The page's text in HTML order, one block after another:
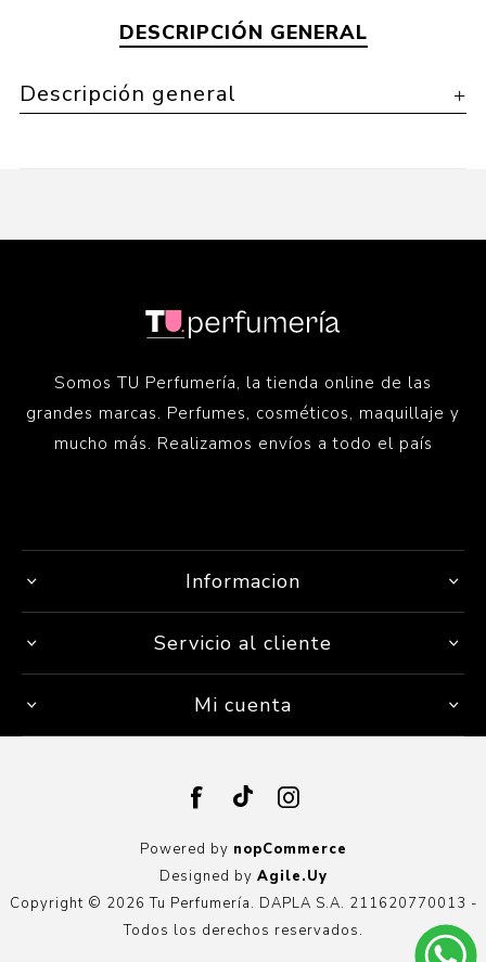
DESCRIPCIÓN GENERAL
Descripción general
Somos TU Perfumería, la tienda online de las
grandes marcas. Perfumes, cosméticos, maquillaje y
mucho más. Realizamos envíos a todo el país
Informacion
Servicio al cliente
Mi cuenta
Powered by nopCommerce
Designed by Agile.Uy
Copyright © 2026 Tu Perfumería. DAPLA S.A. 211620770013 -
Todos los derechos reservados.